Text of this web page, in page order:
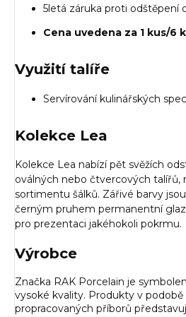
5letá záruka proti odštěpení
Cena uvedena za 1 kus/6
Využití talíře
Servírování kulinářských
Kolekce Lea
Kolekce Lea nabízí pět svěžích
oválných nebo čtvercových talířů,
sortimentu šálků. Zářivé barvy
černým pruhem permanentní
pro prezentaci jakéhokoli pokrmu.
Výrobce
Značka RAK Porcelain je
vysoké kvality. Produkty v
propracovaných příborů